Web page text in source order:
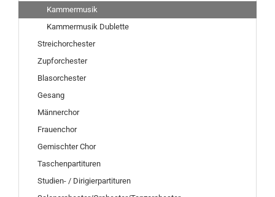
Kammermusik
Kammermusik Dublette
Streichorchester
Zupforchester
Blasorchester
Gesang
Männerchor
Frauenchor
Gemischter Chor
Taschenpartituren
Studien- / Dirigierpartituren